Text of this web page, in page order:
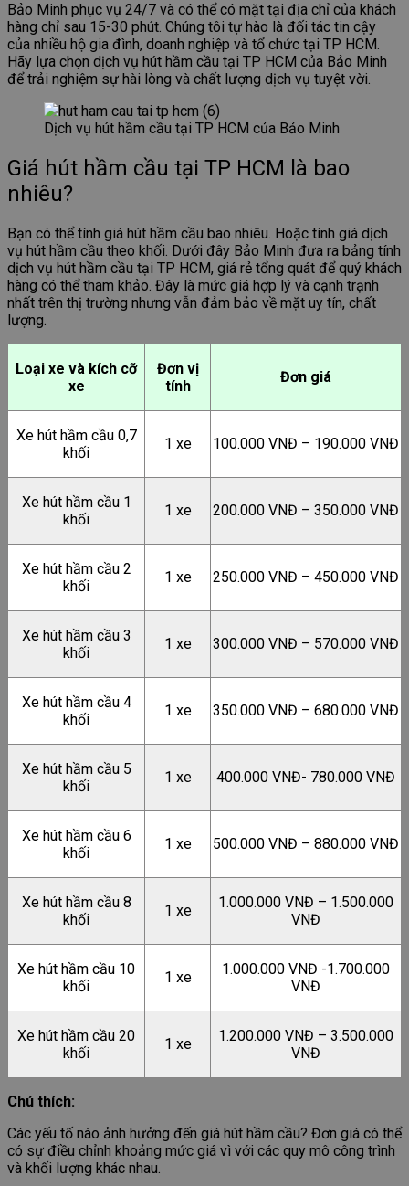
Bảo Minh phục vụ 24/7 và có thể có mặt tại địa chỉ của khách
hàng chỉ sau 15-30 phút. Chúng tôi tự hào là đối tác tin cậy
của nhiều hộ gia đình, doanh nghiệp và tổ chức tại TP HCM.
Hãy lựa chọn dịch vụ hút hầm cầu tại TP HCM của Bảo Minh
để trải nghiệm sự hài lòng và chất lượng dịch vụ tuyệt vời.
Dịch vụ hút hầm cầu tại TP HCM của Bảo Minh
Giá hút hầm cầu tại TP HCM là bao
nhiêu?
Bạn có thể tính giá hút hầm cầu bao nhiêu. Hoặc tính giá dịch
vụ hút hầm cầu theo khối. Dưới đây Bảo Minh đưa ra bảng tính
dịch vụ hút hầm cầu tại TP HCM, giá rẻ tổng quát để quý khách
hàng có thể tham khảo. Đây là mức giá hợp lý và cạnh trạnh
nhất trên thị trường nhưng vẫn đảm bảo về mặt uy tín, chất
lượng.
Loại xe và kích cỡ
xe
Đơn vị
tính
Đơn giá
Xe hút hầm cầu 0,7
khối
1 xe 100.000 VNĐ – 190.000 VNĐ
Xe hút hầm cầu 1
khối
1 xe 200.000 VNĐ – 350.000 VNĐ
Xe hút hầm cầu 2
khối
1 xe 250.000 VNĐ – 450.000 VNĐ
Xe hút hầm cầu 3
khối
1 xe 300.000 VNĐ – 570.000 VNĐ
Xe hút hầm cầu 4
khối
1 xe 350.000 VNĐ – 680.000 VNĐ
Xe hút hầm cầu 5
khối
1 xe 400.000 VNĐ- 780.000 VNĐ
Xe hút hầm cầu 6
khối
1 xe 500.000 VNĐ – 880.000 VNĐ
Xe hút hầm cầu 8
khối
1 xe
1.000.000 VNĐ – 1.500.000
VNĐ
Xe hút hầm cầu 10
khối
1 xe
1.000.000 VNĐ -1.700.000
VNĐ
Xe hút hầm cầu 20
khối
1 xe
1.200.000 VNĐ – 3.500.000
VNĐ
Chú thích:
Các yếu tố nào ảnh hưởng đến giá hút hầm cầu? Đơn giá có thể
có sự điều chỉnh khoảng mức giá vì với các quy mô công trình
và khối lượng khác nhau.